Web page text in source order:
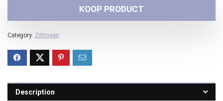
KOOP PRODUCT
Category: Zittingen
Description